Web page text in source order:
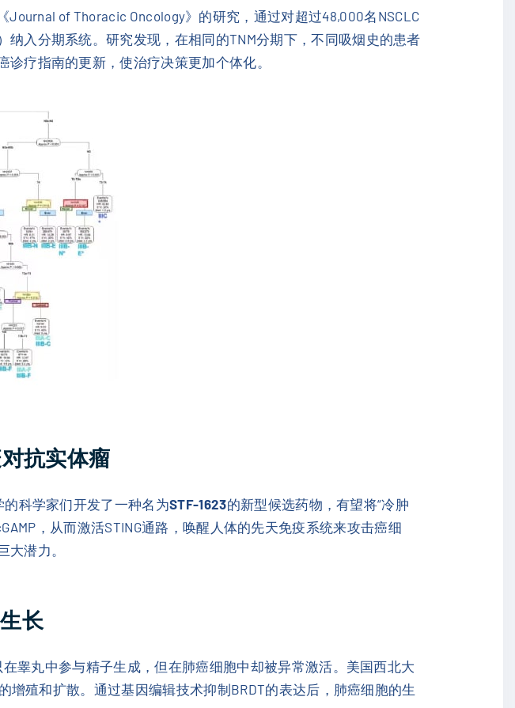
of Thoracic Oncology》的研究，通过对超过48,000名NSCLC
入分期系统。研究发现，在相同的TNM分期下，不同吸烟史的患者
疗指南的更新，使治疗决策更加个体化。
抗实体瘤
的科学家们开发了一种名为STF-1623的新型候选药物，有望将“冷肿
，从而激活STING通路，唤醒人体的先天免疫系统来攻击癌细
潜力。
长
在睾丸中参与精子生成，但在肺癌细胞中却被异常激活。美国西北大
增殖和扩散。通过基因编辑技术抑制BRDT的表达后，肺癌细胞的生